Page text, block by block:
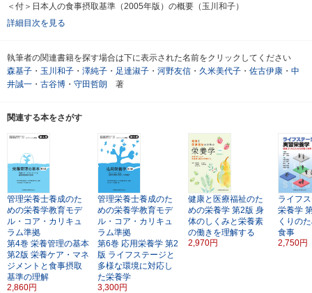
＜付＞日本人の食事摂取基準（2005年版）の概要（玉川和子）
詳細目次を見る
執筆者の関連書籍を探す場合は下に表示された名前をクリックしてください
森基子 ・ 玉川和子 ・ 澤純子 ・ 足達淑子 ・ 河野友信 ・ 久米美代子 ・ 佐古伊康 ・ 中
井誠一 ・ 古谷博 ・ 守田哲朗 著
関連する本をさがす
管理栄養士養成のた
めの栄養学教育モデ
ル・コア・カリキュ
ラム準拠
第4巻 栄養管理の基本
第2版 栄養ケア・マネ
ジメントと食事摂取
基準の理解
2,860円
管理栄養士養成のた
めの栄養学教育モデ
ル・コア・カリキュ
ラム準拠
第6巻 応用栄養学 第2
版 ライフステージと
多様な環境に対応し
た栄養学
3,300円
健康と医療福祉のた
めの栄養学 第2版 身
体のしくみと栄養素
の働きを理解する
2,970円
ライフ
栄養学
くりの
食事
2,750円